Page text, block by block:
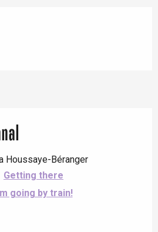
Houssaye-Béranger
Getting there
going by train!